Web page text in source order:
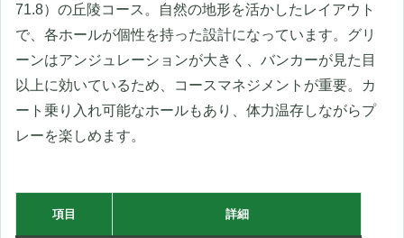
71.8）の丘陵コース。自然の地形を活かしたレイアウト
で、各ホールが個性を持った設計になっています。グリ
ーンはアンジュレーションが大きく、バンカーが見た目
以上に効いているため、コースマネジメントが重要。カ
ート乗り入れ可能なホールもあり、体力温存しながらプ
レーを楽しめます。
項目 詳細